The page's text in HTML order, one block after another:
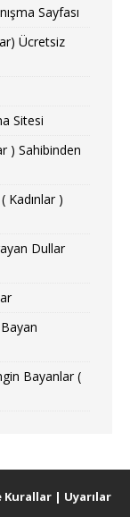
Sayfası
Ücretsiz
Sitesi
) Sahibinden
Kadınlar )
Dullar
Bayanlar (
Kurallar | Uyarılar